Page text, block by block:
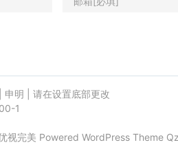
申明
请在设置底部更改
1
视完美 Powered WordPressTheme